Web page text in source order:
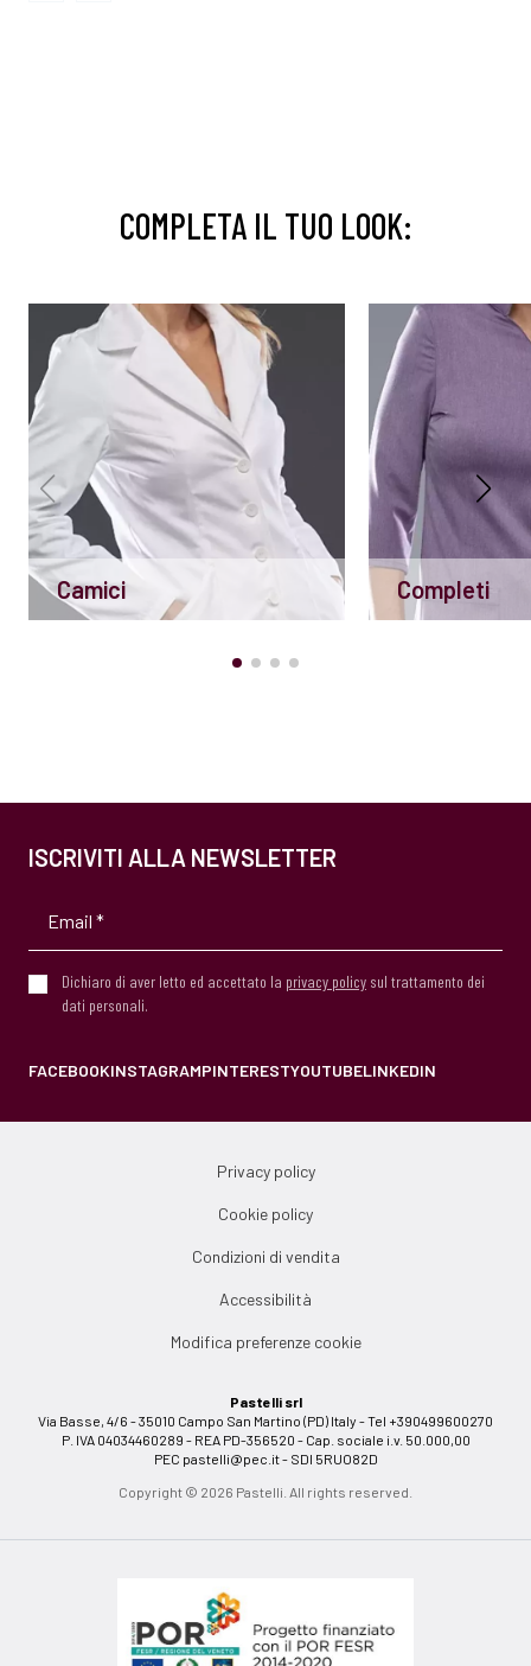
COMPLETA IL TUO LOOK:
Camici Completi
ISCRIVITI ALLA NEWSLETTER
Dichiaro di aver letto ed accettato la privacy policy sul trattamento dei
dati personali.
FACEBOOKINSTAGRAMPINTERESTYOUTUBELINKEDIN
Privacy policy
Cookie policy
Condizioni di vendita
Accessibilità
Modifica preferenze cookie
Pastelli srl
Via Basse, 4/6 - 35010 Campo San Martino (PD) Italy - Tel +390499600270
P. IVA 04034460289 - REA PD-356520 - Cap. sociale i.v. 50.000,00
PEC pastelli@pec.it- SDI 5RUO82D
Copyright © 2026 Pastelli. All rights reserved.